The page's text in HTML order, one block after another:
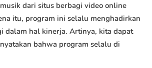
dari situs berbagi video online
itu, program ini selalu menghadirkan
dalam hal kinerja. Artinya, kita dapat
bahwa program selalu di